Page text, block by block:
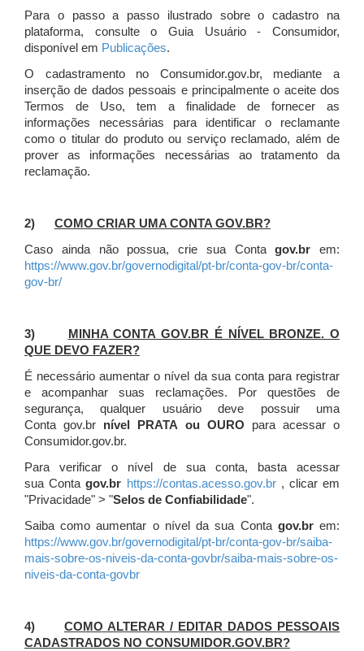
Para o passo a passo ilustrado sobre o cadastro na
plataforma, consulte o Guia Usuário - Consumidor,
disponível em Publicações.
O cadastramento no Consumidor.gov.br, mediante a
inserção de dados pessoais e principalmente o aceite dos
Termos de Uso, tem a finalidade de fornecer as
informações necessárias para identificar o reclamante
como o titular do produto ou serviço reclamado, além de
prover as informações necessárias ao tratamento da
reclamação.
2) COMO CRIAR UMA CONTA GOV.BR?
Caso ainda não possua, crie sua Contagov.br em:
https://www.gov.br/governodigital/pt-br/conta-gov-br/conta-
gov-br/
3)
MINHA CONTA GOV.BR É NÍVEL BRONZE. O
QUE DEVO FAZER?
É necessário aumentar o nível da sua conta para registrar
e acompanhar suas reclamações. Por questões de
segurança, qualquer usuário deve possuir uma
Conta gov.br nível PRATA ou OURO para acessar o
Consumidor.gov.br.
Para verificar o nível de sua conta, basta acessar
sua Contagov.br https://contas.acesso.gov.br, clicar em
"Privacidade" > "Selos de Confiabilidade".
Saiba como aumentar o nível da sua Conta gov.brem:
https://www.gov.br/governodigital/pt-br/conta-gov-br/saiba-
mais-sobre-os-niveis-da-conta-govbr/saiba-mais-sobre-os-
niveis-da-conta-govbr
4) COMO ALTERAR / EDITAR DADOS PESSOAIS
CADASTRADOS NO CONSUMIDOR.GOV.BR?